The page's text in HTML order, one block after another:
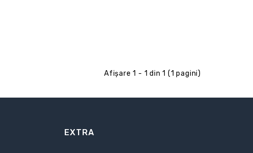
Afişare 1 - 1 din 1 (1 pagini)
EXTRA